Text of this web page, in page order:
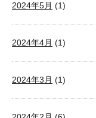
2024年5月 (1)
2024年4月 (1)
2024年3月 (1)